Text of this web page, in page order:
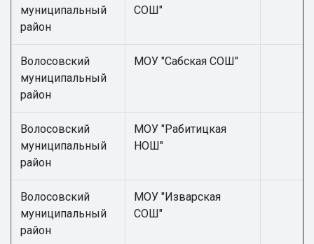
муниципальный
район
СОШ"
Волосовский
муниципальный
район
МОУ "Сабская СОШ"
Волосовский
муниципальный
район
МОУ "Рабитицкая
НОШ"
Волосовский
муниципальный
район
МОУ "Изварская
СОШ"